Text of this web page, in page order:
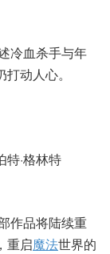
冷血杀手与年
动人心。
特·格林特
作品将陆续重
重启魔法世界的